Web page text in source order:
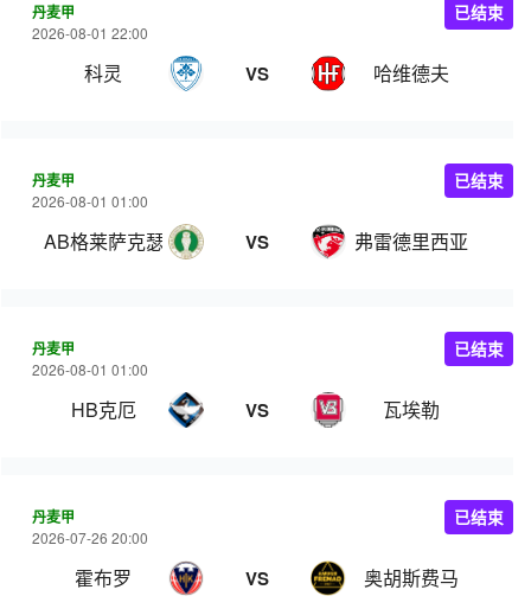
丹麦甲
2026-08-01 22:00
科灵 VS 哈维德夫
已结束
丹麦甲
2026-08-01 01:00
AB格莱萨克瑟 VS 弗雷德里西亚
已结束
丹麦甲
2026-08-01 01:00
HB克厄 VS 瓦埃勒
已结束
丹麦甲
2026-07-26 20:00
霍布罗 VS 奥胡斯费马
已结束